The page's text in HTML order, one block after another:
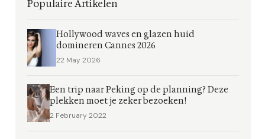
Populaire Artikelen
Hollywood waves en glazen huid
domineren Cannes 2026
22 May 2026
Een trip naar Peking op de planning? Deze
plekken moet je zeker bezoeken!
2 February 2022